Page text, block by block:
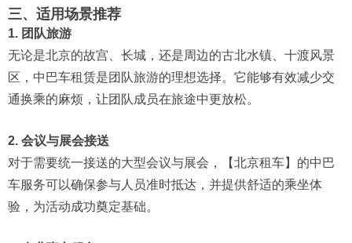
三、适用场景推荐
1. 团队旅游
无论是北京的故宫、长城，还是周边的古北水镇、十渡风景
区，中巴车租赁是团队旅游的理想选择。它能够有效减少交
通换乘的麻烦，让团队成员在旅途中更放松。
2. 会议与展会接送
对于需要统一接送的大型会议与展会，【北京租车】的中巴
车服务可以确保参与人员准时抵达，并提供舒适的乘坐体
验，为活动成功奠定基础。